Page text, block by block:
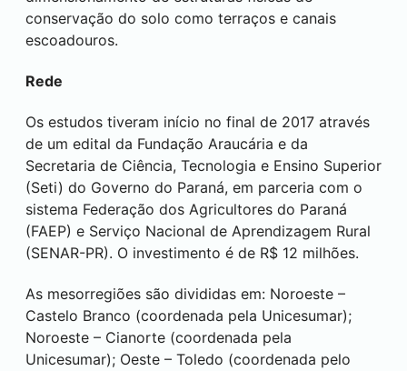
conservação do solo como terraços e canais
escoadouros.
Rede
Os estudos tiveram início no final de 2017 através
de um edital da Fundação Araucária e da
Secretaria de Ciência, Tecnologia e Ensino Superior
(Seti) do Governo do Paraná, em parceria com o
sistema Federação dos Agricultores do Paraná
(FAEP) e Serviço Nacional de Aprendizagem Rural
(SENAR-PR). O investimento é de R$ 12 milhões.
As mesorregiões são divididas em: Noroeste –
Castelo Branco (coordenada pela Unicesumar);
Noroeste – Cianorte (coordenada pela
Unicesumar); Oeste – Toledo (coordenada pelo